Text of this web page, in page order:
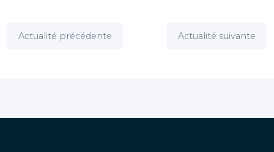
Actualité précédente Actualité suivante